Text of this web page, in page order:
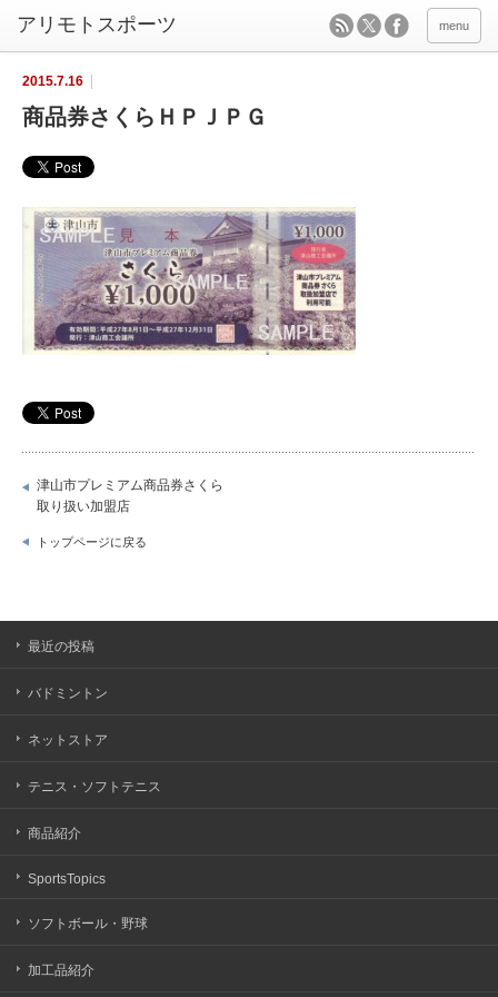
menu
2015.7.16
商品券さくらＨＰＪＰＧ
津山市プレミアム商品券さくら
取り扱い加盟店
トップページに戻る
最近の投稿
バドミントン
ネットストア
テニス・ソフトテニス
商品紹介
SportsTopics
ソフトボール・野球
加工品紹介